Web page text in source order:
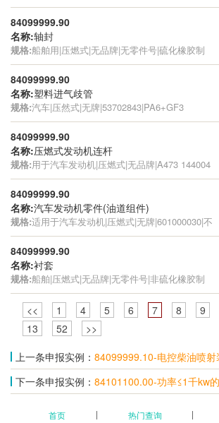
84099999.90
名称:轴封
规格:船舶用|压燃式|无品牌|无零件号|硫化橡胶制
84099999.90
名称:塑料进气歧管
规格:汽车|压然式|无牌|53702843|PA6+GF3
84099999.90
名称:压燃式发动机连杆
规格:用于汽车发动机|压燃式|无品牌|A473 144004
84099999.90
名称:汽车发动机零件(油道组件)
规格:适用于汽车发动机|压燃式|无牌|601000030|不
84099999.90
名称:衬套
规格:船舶|压燃式|无品牌|无零件号|非硫化橡胶制
<< 1 4 5 6 7 8 9
13
52
>>
上一条申报实例： 84099999.10-电控柴油喷
下一条申报实例： 84101100.00-功率≤1千kw
首页 热门查询